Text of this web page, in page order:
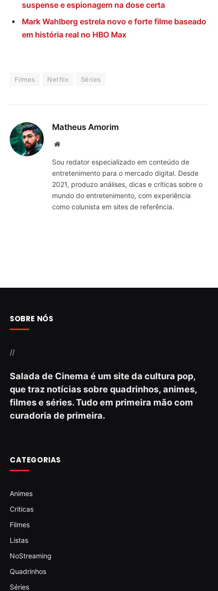
suspense e espionagem na dose certa
Mark Wahlberg estrela novo e forte filme baseado
em história real no HBO Max
Filmes Netflix Séries
Matheus Amorim
Website
Sou redator especializado em conteúdo de
entretenimento para o mercado digital. Desde
2021, produzo análises, dicas e críticas sobre o
mundo do entretenimento, com experiência
como colunista em sites de referência.
SOBRE NÓS
//
Salada de Cinema é um site da cultura pop,
que traz notícias sobre quadrinhos, animes,
filmes e séries. Tudo em primeira mão com
curadoria de primeira.
CATEGORIAS
Animes
Criticas
Filmes
Listas
NoStreaming
Quadrinhos
Séries